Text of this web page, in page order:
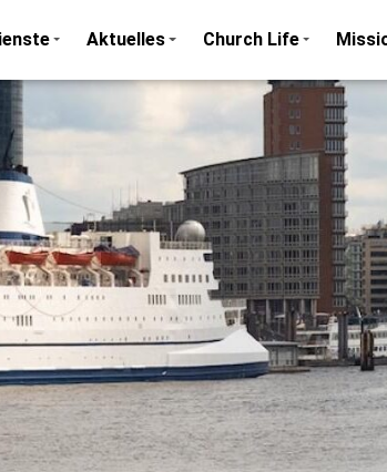
Aktuelles Church Life